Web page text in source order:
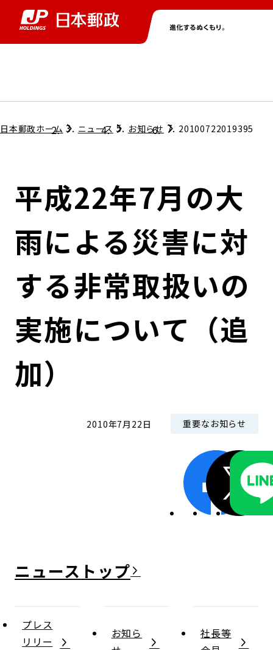
グループ情報トップ
コンプライアンス
ガバナンス
コンダクト向上の取組み
ローカル共創イニシアティブ
株主・投資家情報トップ
個人投資家のみなさまへ
株式情報
財務情報・IR資料
IRニュース
IRカレンダー
ニューストップ
サステナビリティトップ
担当役員メッセージ
サステナビリティマネジメント
持続可能な金融のフレームワーク
環境
採用情報トップ
日本郵政ホーム ニュース お知らせ 20100722019395
平成22年7月の大
雨による災害に対
する非常取扱いの
実施について（追
加）
2010年7月22日 重要なお知らせ
ニュース
プレス
リリー
お知ら
社長等